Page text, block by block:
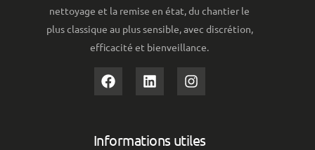
nettoyage et la remise en état, du chantier le
plus classique au plus sensible, avec discrétion,
efficacité et bienveillance.
Informations utiles